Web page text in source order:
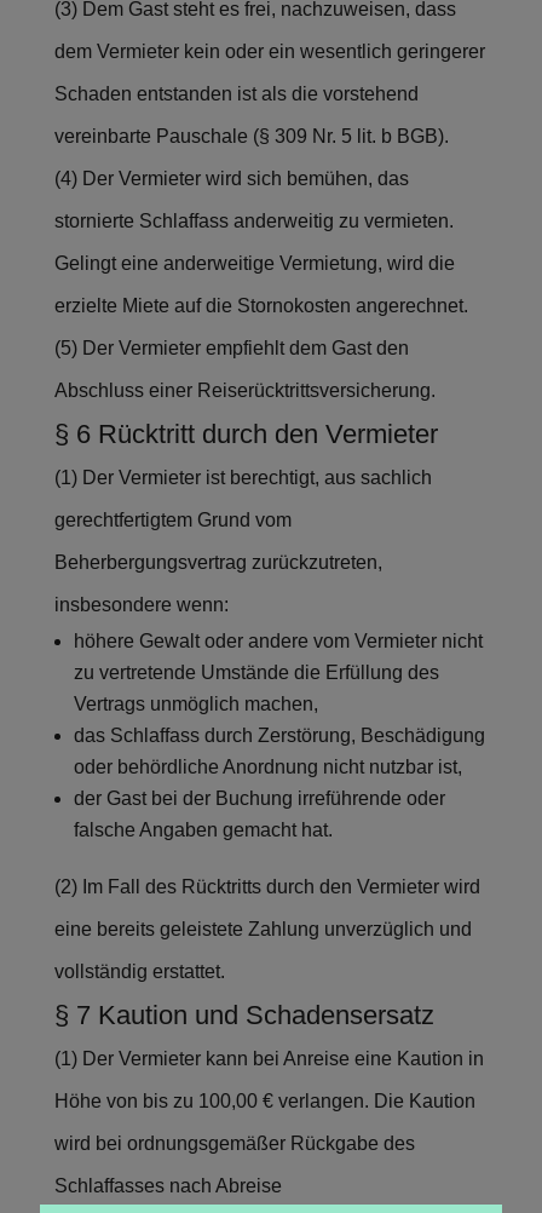
(3) Dem Gast steht es frei, nachzuweisen, dass
dem Vermieter kein oder ein wesentlich geringerer
Schaden entstanden ist als die vorstehend
vereinbarte Pauschale (§ 309 Nr. 5 lit. b BGB).
(4) Der Vermieter wird sich bemühen, das
stornierte Schlaffass anderweitig zu vermieten.
Gelingt eine anderweitige Vermietung, wird die
erzielte Miete auf die Stornokosten angerechnet.
(5) Der Vermieter empfiehlt dem Gast den
Abschluss einer Reiserücktrittsversicherung.
§ 6 Rücktritt durch den Vermieter
(1) Der Vermieter ist berechtigt, aus sachlich
gerechtfertigtem Grund vom
Beherbergungsvertrag zurückzutreten,
insbesondere wenn:
höhere Gewalt oder andere vom Vermieter nicht
zu vertretende Umstände die Erfüllung des
Vertrags unmöglich machen,
das Schlaffass durch Zerstörung, Beschädigung
oder behördliche Anordnung nicht nutzbar ist,
der Gast bei der Buchung irreführende oder
falsche Angaben gemacht hat.
(2) Im Fall des Rücktritts durch den Vermieter wird
eine bereits geleistete Zahlung unverzüglich und
vollständig erstattet.
§ 7 Kaution und Schadensersatz
(1) Der Vermieter kann bei Anreise eine Kaution in
Höhe von bis zu 100,00 € verlangen. Die Kaution
wird bei ordnungsgemäßer Rückgabe des
Schlaffasses nach Abreise